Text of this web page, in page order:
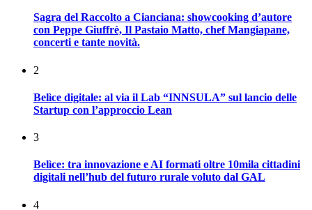
Sagra del Raccolto a Cianciana: showcooking d’autore
con Peppe Giuffrè, Il Pastaio Matto, chef Mangiapane,
concerti e tante novità.
2
Belìce digitale: al via il Lab “INNSULA” sul lancio delle
Startup con l’approccio Lean
3
Belìce: tra innovazione e AI formati oltre 10mila cittadini
digitali nell’hub del futuro rurale voluto dal GAL
4